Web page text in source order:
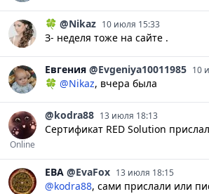
🍀 @Nikaz 10 июля 15:33
З- неделя тоже на сайте .
Евгения @Evgeniya10011985 10
🍀 @Nikaz, вчера была
Online
@kodra88 13 июля 18:13
Сертификат RED Solution
ЕВА @EvaFox 13 июля 18:15
@kodra88, сами прислали или